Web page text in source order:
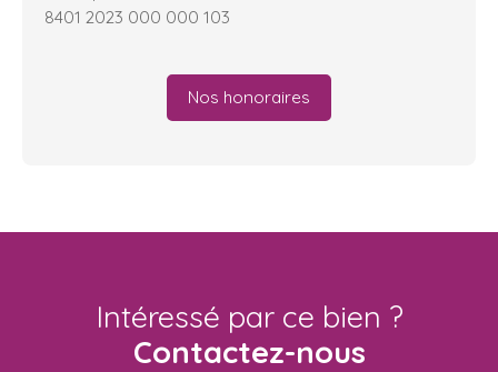
8401 2023 000 000 103
Nos honoraires
Intéressé par ce bien ?
Contactez-nous